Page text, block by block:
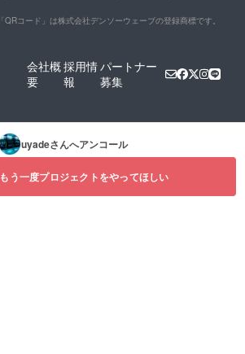
「QRコード」は株式会社デンソーウェーブの登録商標です。
会社概
要
採用情
報
パートナー
募集
uyadeさんへアンコール
もう一度プロジェクトをやってほしい